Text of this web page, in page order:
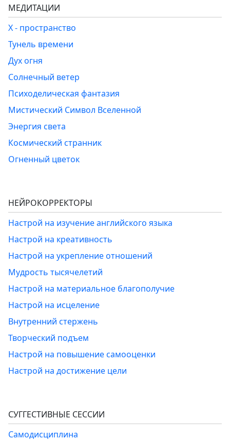
МЕДИТАЦИИ
Х - пространство
Тунель времени
Дух огня
Солнечный ветер
Психоделическая фантазия
Мистический Символ Вселенной
Энергия света
Космический странник
Огненный цветок
НЕЙРОКОРРЕКТОРЫ
Настрой на изучение английского языка
Настрой на креативность
Настрой на укрепление отношений
Мудрость тысячелетий
Настрой на материальное благополучие
Настрой на исцеление
Внутренний стержень
Творческий подъем
Настрой на повышение самооценки
Настрой на достижение цели
СУГГЕСТИВНЫЕ СЕССИИ
Самодисциплина